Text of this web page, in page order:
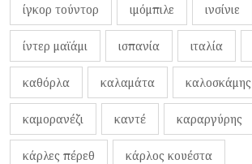
ίγκορ τούντορ ιμόμπιλε ινσίνιε
ίντερ μαϊάμι ισπανία ιταλία
καθόρλα καλαμάτα καλοσκάμης
καμορανέζι καντέ καραργύρης
κάρλες πέρεθ κάρλος κουέστα